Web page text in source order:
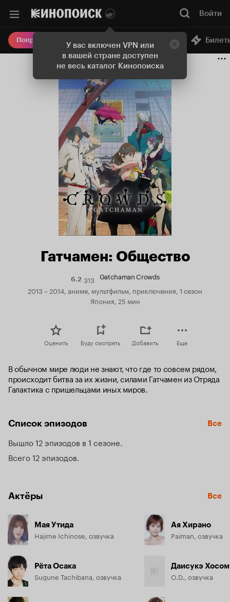
У вас включен VPN или
в вашей стране доступен
не весь каталог Кинопоиска
Войти
Попробовать Плюс Онлайн-кинотеатр
Гатчамен: Общество
6.2Рейтинг
Кинопоиска
313 Gatchaman Crowds
2013 – 2014, аниме, мультфильм, приключения, 1 сезон
Япония, 25 мин
Оценить Буду смотреть Добавить Еще
В обычном мире люди не знают, что где то совсем рядом,
происходит битва за их жизни, силами Гатчамен из Отряда
Галактика с пришельцами иных миров.
Список эпизодов Все
Вышло 12 эпизодов в 1 сезоне
Всего 12 эпизодов
Актёры Все
Мая Утида
Hajime Ichinose, озвучка
Рёта Осака
Sugune Tachibana, озвучка
Ая Хирано
Paiman, озвучка
Даисукэ
O.D., озвучка